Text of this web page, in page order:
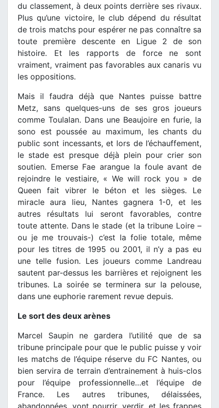
du classement, à deux points derrière ses rivaux.
Plus qu’une victoire, le club dépend du résultat
de trois matchs pour espérer ne pas connaître sa
toute première descente en Ligue 2 de son
histoire. Et les rapports de force ne sont
vraiment, vraiment pas favorables aux canaris vu
les oppositions.
Mais il faudra déjà que Nantes puisse battre
Metz, sans quelques-uns de ses gros joueurs
comme Toulalan. Dans une Beaujoire en furie, la
sono est poussée au maximum, les chants du
public sont incessants, et lors de l’échauffement,
le stade est presque déjà plein pour crier son
soutien. Emerse Fae arangue la foule avant de
rejoindre le vestiaire, « We will rock you » de
Queen fait vibrer le béton et les sièges. Le
miracle aura lieu, Nantes gagnera 1-0, et les
autres résultats lui seront favorables, contre
toute attente. Dans le stade (et la tribune Loire –
ou je me trouvais-) c’est la folie totale, même
pour les titres de 1995 ou 2001, il n’y a pas eu
une telle fusion. Les joueurs comme Landreau
sautent par-dessus les barrières et rejoignent les
tribunes. La soirée se terminera sur la pelouse,
dans une euphorie rarement revue depuis.
Le sort des deux arènes
Marcel Saupin ne gardera l’utilité que de sa
tribune principale pour que le public puisse y voir
les matchs de l’équipe réserve du FC Nantes, ou
bien servira de terrain d’entrainement à huis-clos
pour l’équipe professionnelle…et l’équipe de
France. Les autres tribunes, délaissées,
abandonnées, vont pourrir, verdir, et les frappes